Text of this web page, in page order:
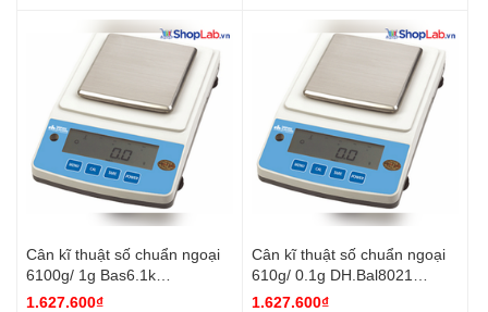
Cân kĩ thuật số chuẩn ngoại
6100g/ 1g Bas6.1k
DH.Bal8022 DaiHan
1.627.600₫
Cân kĩ thuật số chuẩn ngoại
610g/ 0.1g DH.Bal8021
DaiHan
1.627.600₫